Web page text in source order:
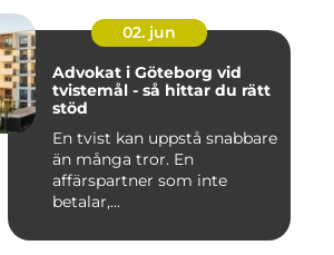
02. jun
Advokat i Göteborg vid
tvistemål - så hittar du rätt
stöd
En tvist kan uppstå snabbare
än många tror. En
affärspartner som inte
betalar,...